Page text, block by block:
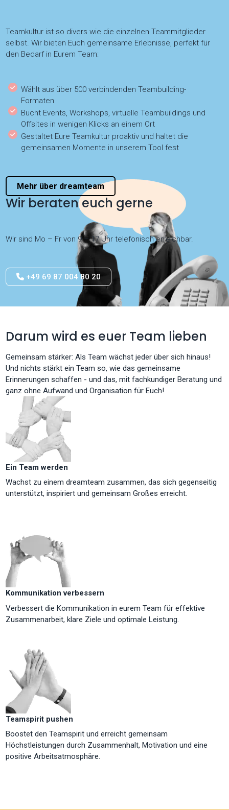
Teamkultur ist so divers wie die einzelnen Teammitglieder
selbst. Wir bieten Euch gemeinsame Erlebnisse, perfekt für
den Bedarf in Eurem Team:
Wählt aus über 500 verbindenden Teambuilding-
Formaten
Bucht Events, Workshops, virtuelle Teambuildings und
Offsites in wenigen Klicks an einem Ort
Gestaltet Eure Teamkultur proaktiv und haltet die
gemeinsamen Momente in unserem Tool fest
Mehr über dreamteam
Wir beraten euch gerne
Wir sind Mo – Fr von 9 – 17 Uhr telefonisch erreichbar.
+49 69 87 004 80 20
Darum wird es euer Team lieben
Gemeinsam stärker: Als Team wächst jeder über sich hinaus!
Und nichts stärkt ein Team so, wie das gemeinsame
Erinnerungen schaffen - und das, mit fachkundiger Beratung und
ganz ohne Aufwand und Organisation für Euch!
Ein Team werden
Wachst zu einem dreamteam zusammen, das sich gegenseitig
unterstützt, inspiriert und gemeinsam Großes erreicht.
Kommunikation verbessern
Verbessert die Kommunikation in eurem Team für effektive
Zusammenarbeit, klare Ziele und optimale Leistung.
Teamspirit pushen
Boostet den Teamspirit und erreicht gemeinsam
Höchstleistungen durch Zusammenhalt, Motivation und eine
positive Arbeitsatmosphäre.